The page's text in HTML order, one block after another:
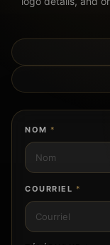
logo details, and
NOM
COURRIEL